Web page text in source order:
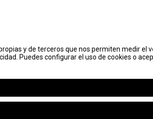
y de terceros que nos permiten medir el
Puedes configurar el uso de cookies o